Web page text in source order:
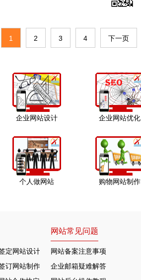
1 2 3 4 下一页
企业网站设计 企业网站优化
个人做网站 购物网站制作
定网站设计合作协定
订网站制作协议
网站常见问题
网站备案注意事项
企业邮箱疑难解答